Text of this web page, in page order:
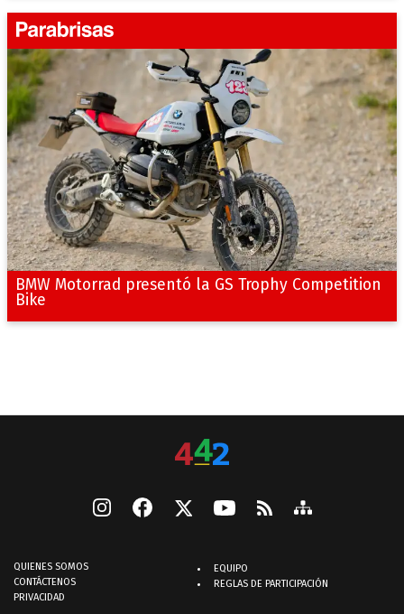
BMW Motorrad presentó la GS Trophy Competition
Bike
QUIENES SOMOS
CONTÁCTENOS
PRIVACIDAD
EQUIPO
REGLAS DE PARTICIPACIÓN